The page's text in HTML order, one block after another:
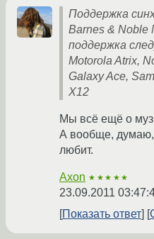
Поддержка
Barnes & Noble
поддержка
Motorola Atrix,
Galaxy Ace,
X12
Мы всё ещё о
А вообще, думаю,
любит.
Axon ★★★★★
23.09.2011
Показать ответ